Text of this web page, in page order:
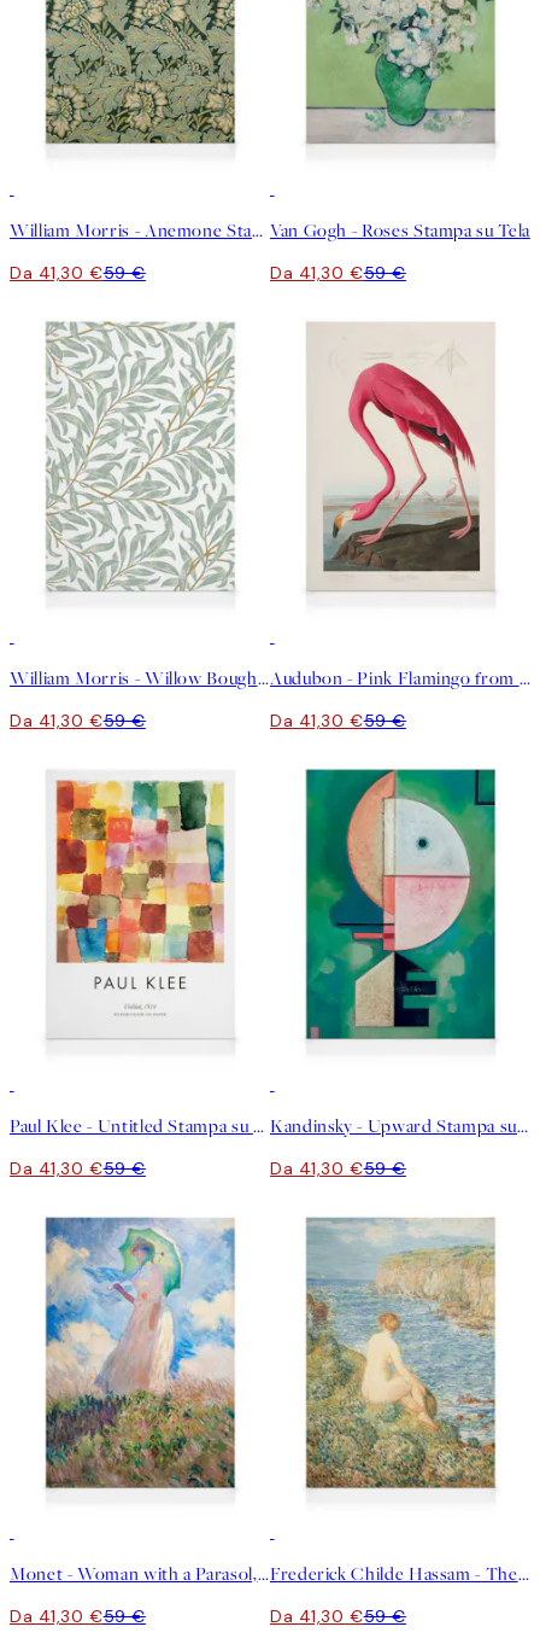
William Morris - Anemone Stampa su Tela
Da 41,30 €59 €
Van Gogh - Roses Stampa su Tela
Da 41,30 €59 €
William Morris - Willow Bough Stampa su Tela
Da 41,30 €59 €
Audubon - Pink Flamingo from Birds of America Stampa su Tela
Da 41,30 €59 €
Paul Klee - Untitled Stampa su Tela
Da 41,30 €59 €
Kandinsky - Upward Stampa su Tela
Da 41,30 €59 €
Monet - Woman with a Parasol, facing left Stampa su Tela
Da 41,30 €59 €
Frederick Childe Hassam - The Nymph and Sea Stampa su Tela
Da 41,30 €59 €